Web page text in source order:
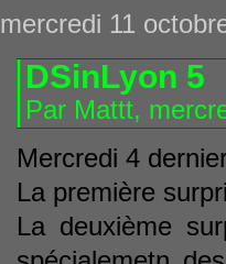
mercredi 11
DSinLyon 5
Par Mattt,
Mercredi 4
La première
La deuxième